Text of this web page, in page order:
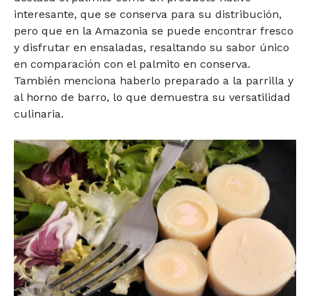
interesante, que se conserva para su distribución,
pero que en la Amazonia se puede encontrar fresco
y disfrutar en ensaladas, resaltando su sabor único
en comparación con el palmito en conserva.
También menciona haberlo preparado a la parrilla y
al horno de barro, lo que demuestra su versatilidad
culinaria.